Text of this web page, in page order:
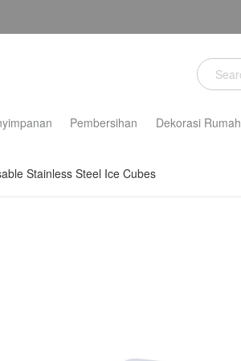
Pembersihan Dekorasi Rumah
Stainless Steel Ice Cubes